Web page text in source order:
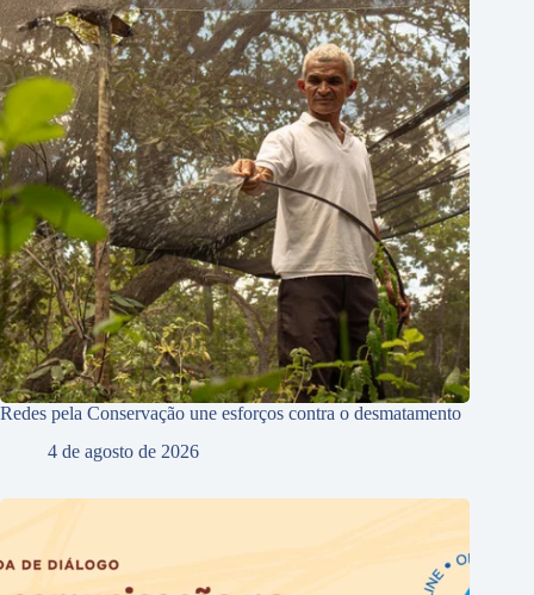
Redes pela Conservação une esforços contra o desmatamento
4 de agosto de 2026